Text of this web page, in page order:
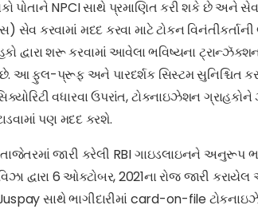
પોતાને NPCI સાથે પ્રમાણિત કરી શકે છે અને
કરવામાં મદદ કરવા માટે ટોકન વિનંતીકર્તાની
શરૂ કરવામાં આવેલા ભવિષ્યના ટ્રાન્ઝૅક્શન
આ ફુલ-પ્રૂફ અને પારદર્શક સિસ્ટમ સુનિશ્ચિત
વધારવા ઉપરાંત, ટોકનાઇઝેશન
પણ મદદ કરશે.
જારી કરેલી RBI ગાઇડલાઇનને અનુરૂપ
દ્વારા 6 ઓક્ટોબર, 2021ના રોજ જારી
સાથે ભાગીદારીમાં card-on-file